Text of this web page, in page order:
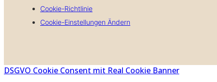
Cookie-Richtlinie
Cookie-Einstellungen Ändern
DSGVO Cookie Consent mit Real Cookie Banner